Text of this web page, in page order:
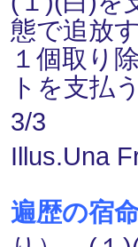
態で追放
１個取り
トを支払
3/3
Illus.Una
遍歴の宿